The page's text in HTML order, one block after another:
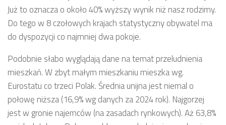
Już to oznacza o około 40% wyższy wynik niż nasz rodzimy.
Do tego w 8 czołowych krajach statystyczny obywatel ma
do dyspozycji co najmniej dwa pokoje.
Podobnie słabo wyglądają dane na temat przeludnienia
mieszkań. W zbyt małym mieszkaniu mieszka wg.
Eurostatu co trzeci Polak. Średnia unijna jest niemal o
połowę niższa (16,9% wg danych za 2024 rok). Najgorzej
jest w gronie najemców (na zasadach rynkowych). Aż 63,8%